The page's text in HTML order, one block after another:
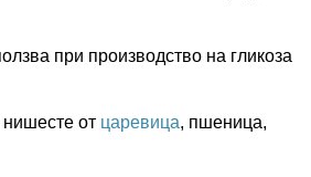
при производство на гликоза
от царевица, пшеница,